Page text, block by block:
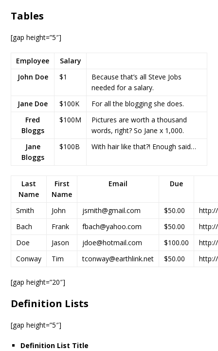
Tables
[gap height=”5″]
Employee
Salary
John Doe
$1
Because that’s all Steve Jobs
needed for a salary.
Jane Doe
$100K
For all the blogging she does.
Fred
Bloggs
$100M
Pictures are worth a thousand
words, right? So Jane x 1,000.
Jane
Bloggs
$100B With hair like that?! Enough said…
Last
Name
First
Name
Email Due
Smith John jsmith@gmail.com $50.00
Bach
Frank fbach@yahoo.com $50.00
Doe
Jason jdoe@hotmail.com $100.00
Conway
Tim tconway@earthlink.net $50.00
[gap height=”20″]
Definition Lists
[gap height=”5″]
Definition List Title